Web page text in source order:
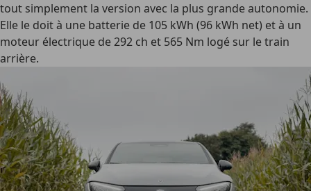
tout simplement la version avec la plus grande autonomie.
Elle le doit à une batterie de 105 kWh (96 kWh net) et à un
moteur électrique de 292 ch et 565 Nm logé sur le train
arrière.